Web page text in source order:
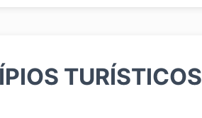
TURÍSTICOS